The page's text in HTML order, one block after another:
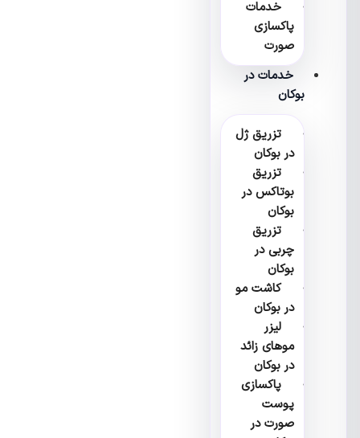
خدمات
پاکسازی
صورت
خدمات در
بوکان
تزریق ژل
در بوکان
تزریق
بوتاکس در
بوکان
تزریق
چربی در
بوکان
کاشت مو
در بوکان
لیزر
موهای زائد
در بوکان
پاکسازی
پوست
صورت در